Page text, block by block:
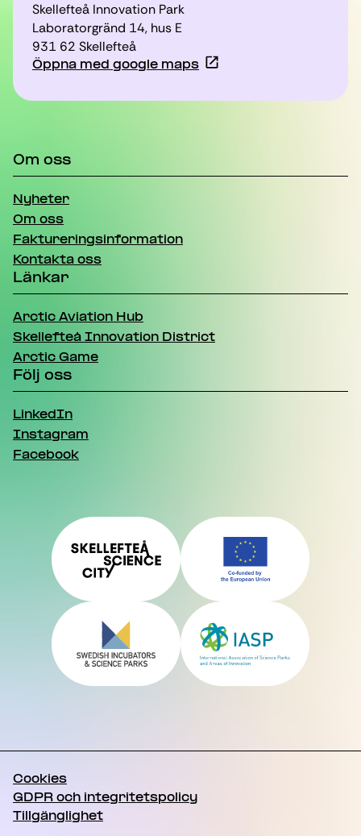
Skellefteå Innovation Park
Laboratorgränd 14, hus E
931 62 Skellefteå
Öppna med google maps
Om oss
Nyheter
Om oss
Faktureringsinformation
Kontakta oss
Länkar
Arctic Aviation Hub
Skellefteå Innovation District
Arctic Game
Följ oss
LinkedIn
Instagram
Facebook
Cookies
GDPR och integritetspolicy
Tillgänglighet